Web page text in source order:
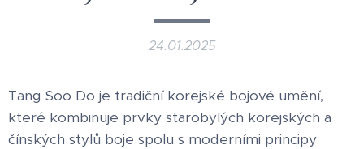
24.01.2025
Tang Soo Do je tradiční korejské bojové umění,
které kombinuje prvky starobylých korejských a
čínských stylů boje spolu s moderními principy